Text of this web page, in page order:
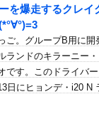
！新メンバーです☆』
」→嫁「実家快適すぎ
気付いたｗｗｗｗ「ヒ
かも他
化の医療・製造現場な
を爆走するクレ
ご。グループB用に開
ランドのキラーニー
です。このドライバ
日にヒョンデ・i20 N